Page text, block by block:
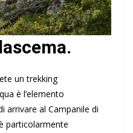
un trekking
è l’elemento
arrivare al Campanile di
particolarmente